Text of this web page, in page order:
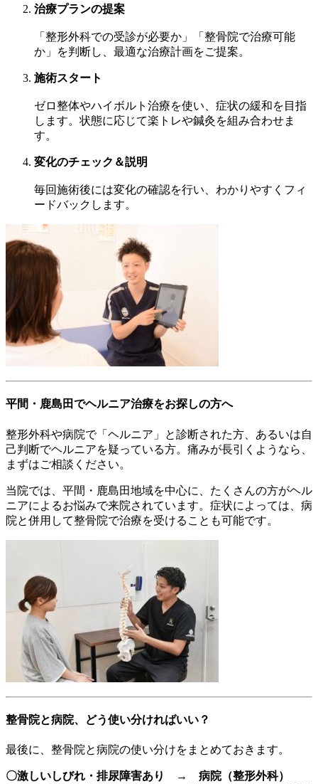
治療プランの提案
「整形外科での受診が必要か」「整骨院で治療可能
か」を判断し、最適な治療計画をご提案。
施術スタート
ゼロ整体やハイボルト治療を使い、症状の緩和を目指
します。状態に応じて楽トレや鍼灸を組み合わせま
す。
変化のチェック＆説明
毎回施術後には変化の確認を行い、わかりやすくフィ
ードバックします。
平間・鹿島田でヘルニア治療をお探しの方へ
整形外科や病院で「ヘルニア」と診断された方、あるいは自
己判断でヘルニアを疑っている方。痛みが長引くようなら、
まずはご相談ください。
当院では、平間・鹿島田地域を中心に、たくさんの方がヘル
ニアによるお悩みで来院されています。症状によっては、病
院と併用して整骨院で治療を受けることも可能です。
整骨院と病院、どう使い分ければいい？
最後に、整骨院と病院の使い分けをまとめておきます。
〇激しいしびれ・排尿障害あり → 病院（整形外科）